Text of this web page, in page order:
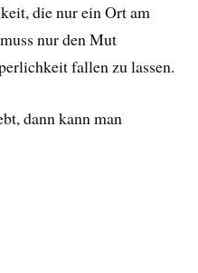
die nur ein Ort am
nur den Mut
fallen zu lassen.
dann kann man